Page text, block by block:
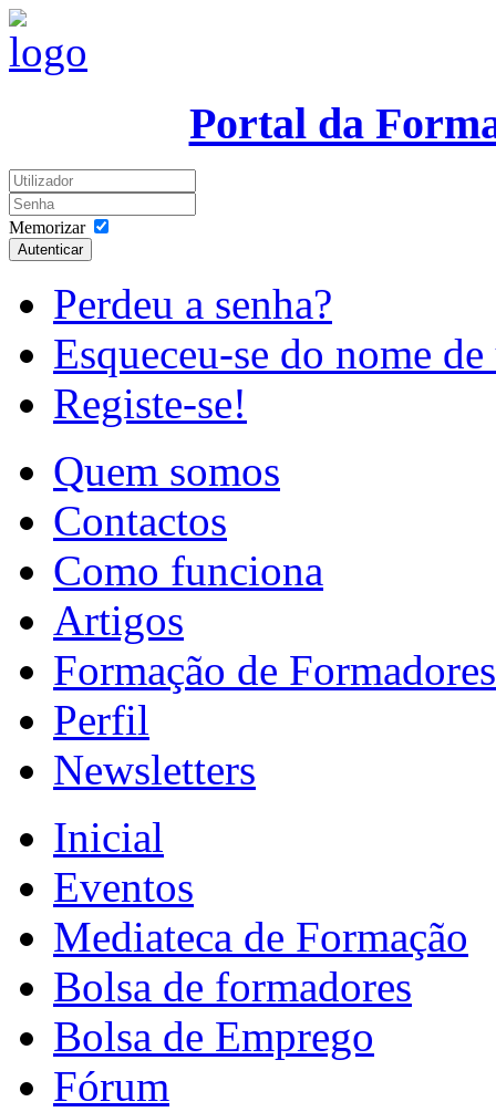
Portal da
Memorizar
Autenticar
Perdeu a senha?
Esqueceu-se do nome
Registe-se!
Quem somos
Contactos
Como funciona
Artigos
Formação de Formadores
Perfil
Newsletters
Inicial
Eventos
Mediateca de Formação
Bolsa de formadores
Bolsa de Emprego
Fórum